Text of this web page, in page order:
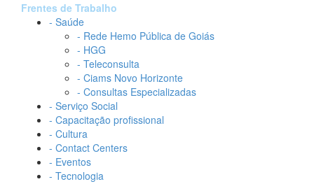
Frentes de Trabalho
- Saúde
- Rede Hemo Pública de Goiás
- HGG
- Teleconsulta
- Ciams Novo Horizonte
- Consultas Especializadas
- Serviço Social
- Capacitação profissional
- Cultura
- Contact Centers
- Eventos
- Tecnologia